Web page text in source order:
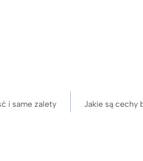
i same zalety
Jakie są cechy